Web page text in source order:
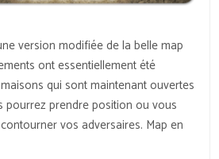
version modifiée de la belle map
ont essentiellement été
qui sont maintenant ouvertes
pourrez prendre position ou vous
vos adversaires. Map en